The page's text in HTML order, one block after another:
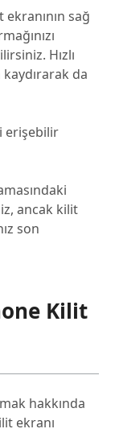
sağ
Hızlı
da
erişebilir
ancak kilit
son
Kilit
hakkında
ekranı